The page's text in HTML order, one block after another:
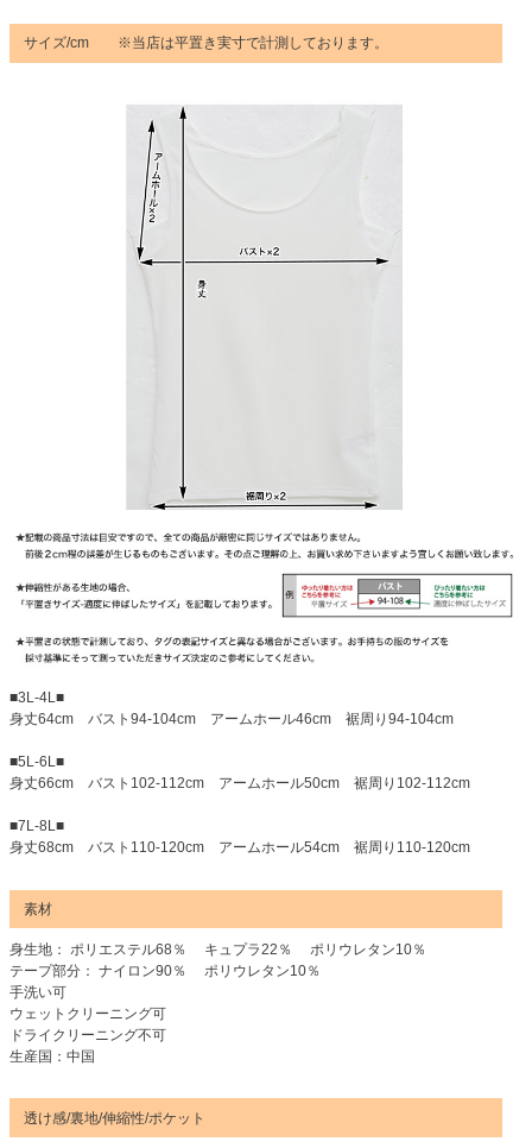
サイズ/cm ※当店は平置き実寸で計測しております。
■3L-4L■
身丈64cm バスト94-104cm アームホール46cm 裾周り94-104cm
■5L-6L■
身丈66cm バスト102-112cm アームホール50cm 裾周り102-112cm
■7L-8L■
身丈68cm バスト110-120cm アームホール54cm 裾周り110-120cm
素材
身生地： ポリエステル68％ キュプラ22％ ポリウレタン10％
テープ部分： ナイロン90％ ポリウレタン10％
手洗い可
ウェットクリーニング可
ドライクリーニング不可
生産国：中国
透け感/裏地/伸縮性/ポケット